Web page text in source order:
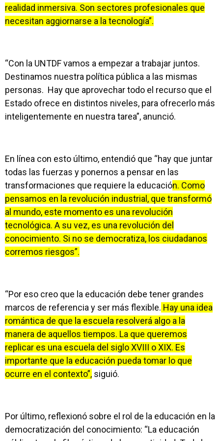
realidad inmersiva. Son sectores profesionales que
necesitan aggiornarse a la tecnología”.
“Con la UNTDF vamos a empezar a trabajar juntos.
Destinamos nuestra política pública a las mismas
personas. Hay que aprovechar todo el recurso que el
Estado ofrece en distintos niveles, para ofrecerlo más
inteligentemente en nuestra tarea”, anunció.
En línea con esto último, entendió que “hay que juntar
todas las fuerzas y ponernos a pensar en las
transformaciones que requiere la educación. Como
pensamos en la revolución industrial, que transformó
al mundo, este momento es una revolución
tecnológica. A su vez, es una revolución del
conocimiento. Si no se democratiza, los ciudadanos
corremos riesgos”.
“Por eso creo que la educación debe tener grandes
marcos de referencia y ser más flexible. Hay una idea
romántica de que la escuela resolverá algo a la
manera de aquellos tiempos. La que queremos
replicar es una escuela del siglo XVIII o XIX. Es
importante que la educación pueda tomar lo que
ocurre en el contexto”, siguió.
Por último, reflexionó sobre el rol de la educación en la
democratización del conocimiento: “La educación